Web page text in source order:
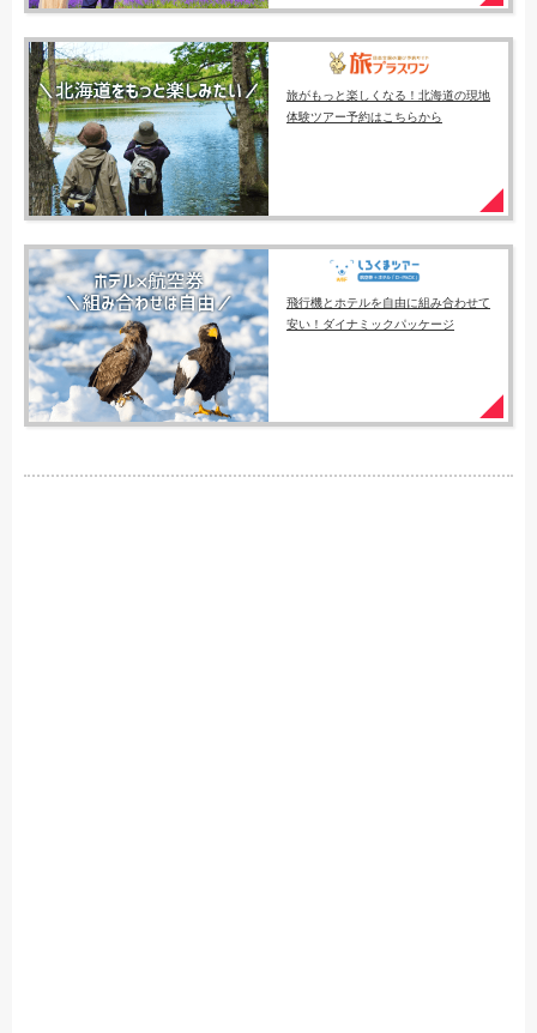
旅がもっと楽しくなる！北海道の現地
体験ツアー予約はこちらから
飛行機とホテルを自由に組み合わせて
安い！ダイナミックパッケージ